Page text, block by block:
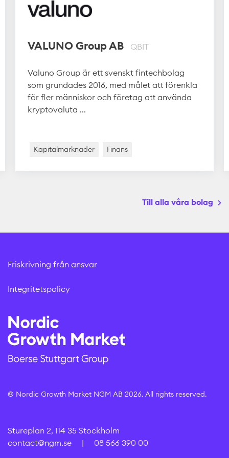
VALUNO Group AB QBIT
Valuno Group är ett svenskt fintechbolag
som grundades 2016, med målet att förenkla
för fler människor och företag att använda
kryptovaluta ...
Kapitalmarknader Finans
Till alla våra bolag
© Nordic Growth Market NGM AB 2026. All rights reserved.
Friskrivning från ansvar
Integritetspolicy
Stureplan 2, 114 35 Stockholm
contact@ngm.se
| 08 566 390 00